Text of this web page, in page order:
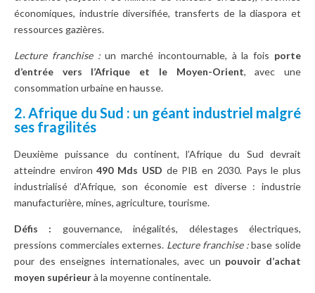
économiques, industrie diversifiée, transferts de la diaspora et
ressources gazières.
Lecture franchise :un marché incontournable, à la fois porte
d’entrée vers l’Afrique et le Moyen-Orient, avec une
consommation urbaine en hausse.
2. Afrique du Sud : un géant industriel malgré
ses fragilités
Deuxième puissance du continent, l’Afrique du Sud devrait
atteindre environ490 Mds USD de PIB en 2030. Pays le plus
industrialisé d’Afrique, son économie est diverse : industrie
manufacturière, mines, agriculture, tourisme.
Défis : gouvernance, inégalités, délestages électriques,
pressions commerciales externes. Lecture franchise :base solide
pour des enseignes internationales, avec un pouvoir d’achat
moyen supérieurà la moyenne continentale.